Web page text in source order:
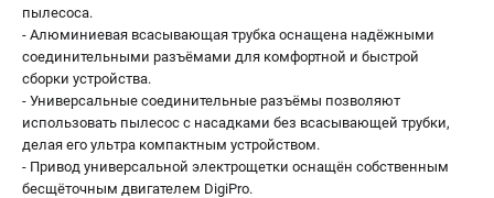
пылесоса.
- Алюминиевая всасывающая трубка оснащена надёжными
соединительными разъёмами для комфортной и быстрой
сборки устройства.
- Универсальные соединительные разъёмы позволяют
использовать пылесос с насадками без всасывающей трубки,
делая его ультра компактным устройством.
- Привод универсальной электрощетки оснащён собственным
бесщёточным двигателем DigiPro.